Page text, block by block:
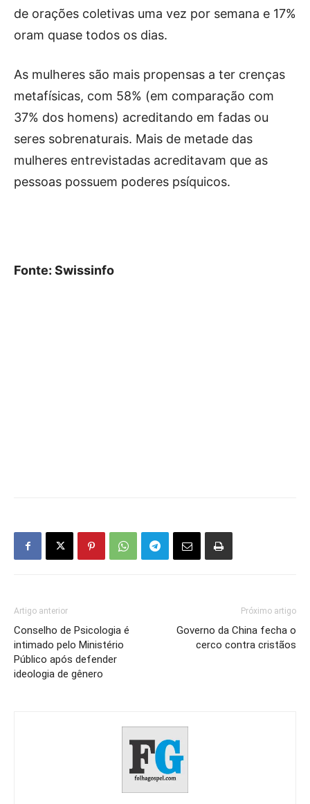
de orações coletivas uma vez por semana e 17%
oram quase todos os dias.
As mulheres são mais propensas a ter crenças
metafísicas, com 58% (em comparação com
37% dos homens) acreditando em fadas ou
seres sobrenaturais. Mais de metade das
mulheres entrevistadas acreditavam que as
pessoas possuem poderes psíquicos.
Fonte: Swissinfo
Artigo anterior
Conselho de Psicologia é
intimado pelo Ministério
Público após defender
ideologia de gênero
Próximo artigo
Governo da China fecha o
cerco contra cristãos